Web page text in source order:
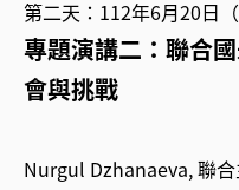
第二天：112年6月20日
專題演講二：聯合
會與挑戰
Nurgul Dzhanaeva, 聯